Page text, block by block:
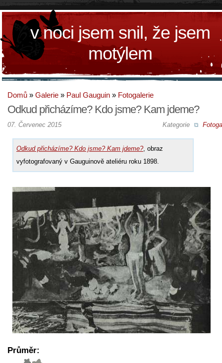
v noci jsem snil, že jsem
motýlem
Domů » Galerie » Paul Gauguin » Fotogalerie
Odkud přicházíme? Kdo jsme? Kam jdeme?
Kategorie
07. Červenec 2015
Odkud přicházíme? Kdo jsme? Kam jdeme?, obraz
vyfotografovaný v Gauguinově ateliéru roku 1898.
Průměr: